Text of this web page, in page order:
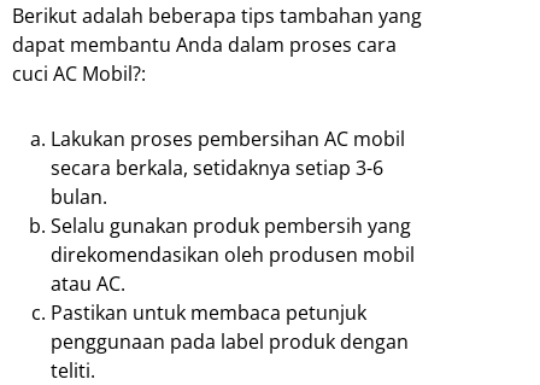
Berikut adalah beberapa tips tambahan yang
dapat membantu Anda dalam proses cara
cuci AC Mobil?:
Lakukan proses pembersihan AC mobil
secara berkala, setidaknya setiap 3-6
bulan.
Selalu gunakan produk pembersih yang
direkomendasikan oleh produsen mobil
atau AC.
Pastikan untuk membaca petunjuk
penggunaan pada label produk dengan
teliti.